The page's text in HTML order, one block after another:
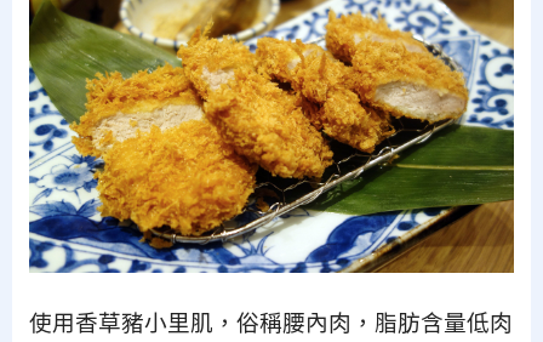
使用香草豬小里肌，俗稱腰內肉，脂肪含量低肉